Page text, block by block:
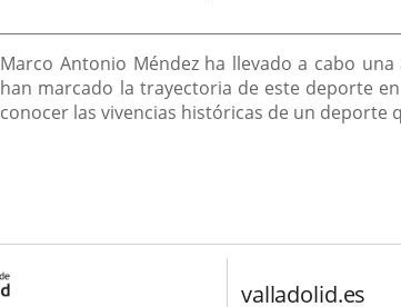
Descripción
Marco Antonio Méndez ha llevado a cabo
han marcado la trayectoria de este deporte
conocer las vivencias históricas de un deporte
valladolid.es